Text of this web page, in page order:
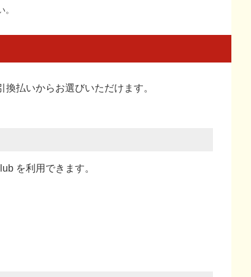
換払いからお選びいただけます。
を利用できます。